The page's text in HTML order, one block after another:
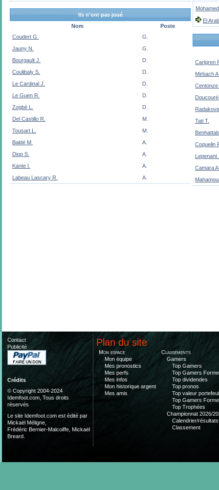
Ils n'ont pas joué
Nom
Poste
Coudert G.
G.
Jauny N.
G.
Bourgault J.
D.
Coulibaly S.
D.
Le Cardinal J.
D.
Le Guen R.
D.
Zogbé L.
D.
Del Castillo R.
M.
Tousart L.
M.
Baldé M.
A.
Diop S.
A.
Kante I.
A.
Labeau Lascary R.
A.
El
Carlgren
Mirbach
Centonze
Tati T.
Coquelin
Lepenant
Camara
Contact
Publicité
Crédits
© Copyright 2004-2024
Idemfoot.com, Tous droits
réservés
Le site Idemfoot.com est édité par
Mickaël Méligne,
Frédéric Bernier-Malcoiffe, Mickaël
Breard.
Plan du site
Mon espace
Mon équipe
Mes pronostics
Mes perfs
Mes infos
Mon historique argent
Mes amis
Classements
Gamers
Top Gamers
Top Gamers Forme
Top dividendes
Top pronos
Top valeur
Top Gamers Forme
Top Trophées
Championnat 2026/
Calendrier/résultats
Classement